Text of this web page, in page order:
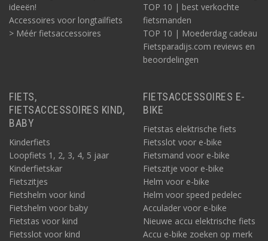
ideeën!
Accessoires voor longtailfiets
> Méér fietsaccessoires
TOP 10 | best verkochte
fietsmanden
TOP 10 | Moederdag cadeau
Fietsparadijs.com reviews en
beoordelingen
FIETS,
FIETSACCESSOIRES KIND,
BABY
Kinderfiets
Loopfiets 1, 2, 3, 4, 5 jaar
Kinderfietskar
Fietszitjes
Fietshelm voor kind
Fietshelm voor baby
Fietstas voor kind
Fietsslot voor kind
FIETSACCESSOIRES E-
BIKE
Fietstas elektrische fiets
Fietsslot voor e-bike
Fietsmand voor e-bike
Fietszitje voor e-bike
Helm voor e-bike
Helm voor speed pedelec
Acculader voor e-bike
Nieuwe accu elektrische fiets
Accu e-bike zoeken op merk